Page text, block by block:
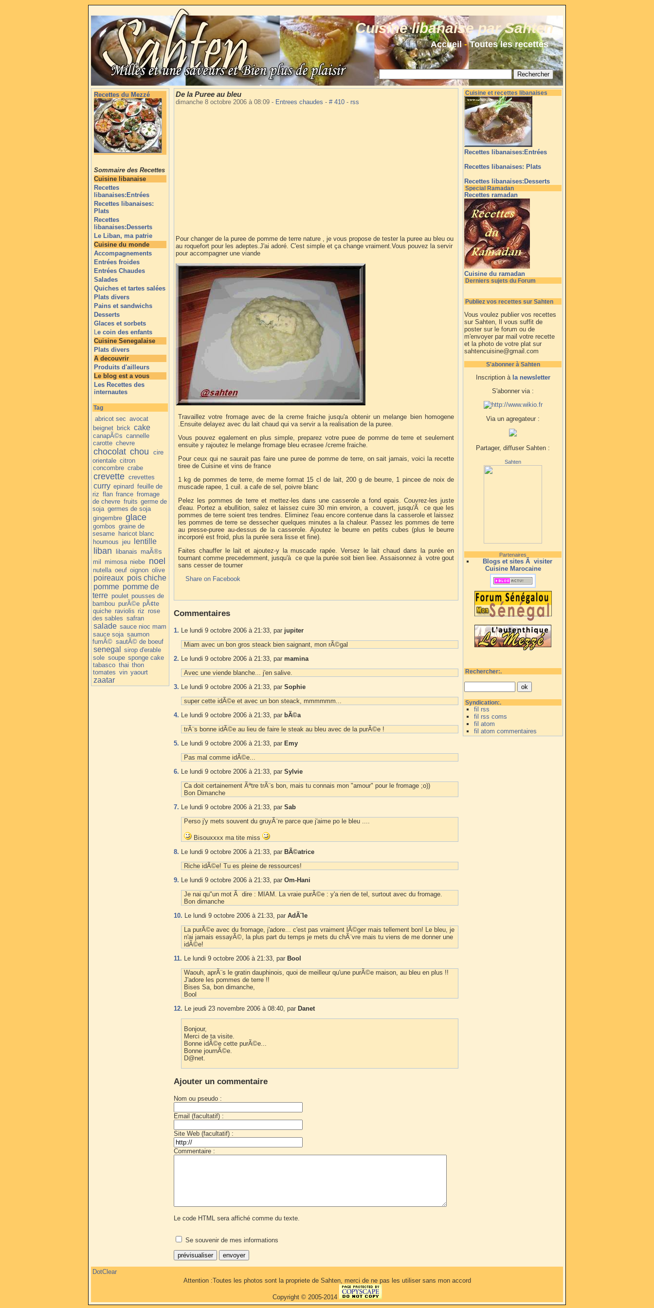
Cuisine libanaise par Sahten
Accueil-Toutes les recettes
Recettes du Mezzé
Sommaire des Recettes
Cuisine libanaise
Recettes
libanaises:Entrées
Recettes libanaises:
Plats
Recettes
libanaises:Desserts
Le Liban, ma patrie
Cuisine du monde
Accompagnements
Entrées froides
Entrées Chaudes
Salades
Quiches et tartes salées
Plats divers
Pains et sandwichs
Desserts
Glaces et sorbets
Le coin des enfants
Cuisine Senegalaise
Plats divers
A decouvrir
Produits d'ailleurs
Le blog est a vous
Les Recettes des
internautes
Tag
abricot sec avocat
beignet brick cake
canapÃ©s cannelle
carotte chevre
chocolat chou
cire
orientale citron
concombre crabe
crevette crevettes
curry epinard feuille de
riz flan france fromage
de chevre fruits germe de
soja germes de soja
gingembre glace
gombos graine de
sesame haricot blanc
houmous jeu lentille
liban libanais maÃ®s
mil mimosa niebe noel
nutella oeuf oignon olive
poireaux pois chiche
pomme pomme de
terre poulet pousses de
bambou purÃ©e pÃ¢te
quiche raviolis riz rose
des sables safran
salade sauce nioc mam
sauce soja saumon
fumÃ© sautÃ© de boeuf
senegal
sirop d'erable
sole soupe sponge cake
tabasco thai thon
tomates vin yaourt
zaatar
De la Puree au bleu
dimanche 8 octobre 2006 à 08:09 - Entrees chaudes - # 410 - rss
Pour changer de la puree de pomme de terre nature , je vous propose de tester la puree au bleu ou
au roquefort pour les adeptes.J'ai adoré. C'est simple et ça change vraiment.Vous pouvez la servir
pour accompagner une viande
Travaillez votre fromage avec de la creme fraiche jusqu'a obtenir un melange bien homogene
.Ensuite delayez avec du lait chaud qui va servir a la realisation de la puree.
Vous pouvez egalement en plus simple, preparez votre puee de pomme de terre et seulement
ensuite y rajoutez le melange fromage bleu ecrasee /creme fraiche.
Pour ceux qui ne saurait pas faire une puree de pomme de terre, on sait jamais, voici la recette
tiree de Cuisine et vins de france
1 kg de pommes de terre, de meme format 15 cl de lait, 200 g de beurre, 1 pincee de noix de
muscade rapee, 1 cuil. a cafe de sel, poivre blanc
Pelez les pommes de terre et mettez-les dans une casserole a fond epais. Couvrez-les juste
d'eau. Portez a ebullition, salez et laissez cuire 30 min environ, a couvert, jusqu'Ã ce que les
pommes de terre soient tres tendres. Eliminez l'eau encore contenue dans la casserole et laissez
les pommes de terre se dessecher quelques minutes a la chaleur. Passez les pommes de terre
au presse-puree au-dessus de la casserole. Ajoutez le beurre en petits cubes (plus le beurre
incorporé est froid, plus la purée sera lisse et fine).
Faites chauffer le lait et ajoutez-y la muscade rapée. Versez le lait chaud dans la purée en
tournant comme precedemment, jusqu'à ce que la purée soit bien liee. Assaisonnez à votre gout
sans cesser de tourner
Share on Facebook
Commentaires
1. Le lundi 9 octobre 2006 à 21:33, par jupiter
Miam avec un bon gros steack bien saignant, mon rÃ©gal
2. Le lundi 9 octobre 2006 à 21:33, par mamina
Avec une viende blanche... j'en salive.
3. Le lundi 9 octobre 2006 à 21:33, par Sophie
super cette idÃ©e et avec un bon steack, mmmmmm...
4. Le lundi 9 octobre 2006 à 21:33, par bÃ©a
trÃ¨s bonne idÃ©e au lieu de faire le steak au bleu avec de la purÃ©e !
5. Le lundi 9 octobre 2006 à 21:33, par Emy
Pas mal comme idÃ©e...
6. Le lundi 9 octobre 2006 à 21:33, par Sylvie
Ca doit certainement Ãªtre trÃ¨s bon, mais tu connais mon "amour" pour le fromage ;o))
Bon Dimanche
7. Le lundi 9 octobre 2006 à 21:33, par Sab
Perso j'y mets souvent du gruyÃ¨re parce que j'aime po le bleu ....
Bisouxxxx ma tite miss
8. Le lundi 9 octobre 2006 à 21:33, par BÃ©atrice
Riche idÃ©e! Tu es pleine de ressources!
9. Le lundi 9 octobre 2006 à 21:33, par Om-Hani
Je nai qu"un mot Ã dire : MIAM. La vraie purÃ©e : y'a rien de tel, surtout avec du fromage.
Bon dimanche
10. Le lundi 9 octobre 2006 à 21:33, par AdÃ¨le
La purÃ©e avec du fromage, j'adore... c'est pas vraiment lÃ©ger mais tellement bon! Le bleu, je
n'ai jamais essayÃ©, la plus part du temps je mets du chÃ¨vre mais tu viens de me donner une
idÃ©e!
11. Le lundi 9 octobre 2006 à 21:33, par Bool
Waouh, aprÃ¨s le gratin dauphinois, quoi de meilleur qu'une purÃ©e maison, au bleu en plus !!
J'adore les pommes de terre !!
Bises Sa, bon dimanche,
Bool
12. Le jeudi 23 novembre 2006 à 08:40, par Danet
Bonjour,
Merci de ta visite.
Bonne idÃ©e cette purÃ©e...
Bonne journÃ©e.
D@net.
Ajouter un commentaire
Nom ou pseudo :
Email (facultatif) :
Site Web (facultatif) :
Commentaire :
Le code HTML sera affiché comme du texte.
Se souvenir de mes informations
Cuisine et recettes libanaises
Recettes libanaises:Entrées
Recettes libanaises: Plats
Recettes libanaises:Desserts
Special Ramadan
Recettes ramadan
Cuisine du ramadan
Derniers sujets du Forum
Publiez vos recettes sur Sahten
Vous voulez publier vos recettes
sur Sahten, Il vous suffit de
poster sur le forum ou de
m'envoyer par mail votre recette
et la photo de votre plat sur
sahtencuisine@gmail.com
S'abonner à Sahten
Inscription à la newsletter
S'abonner via :
Via un agregateur :
Partager, diffuser Sahten :
Sahten
Partenaires
Blogs et sites Ã visiter
Cuisine Marocaine
Rechercher:.
Syndication:.
fil rss
fil rss coms
fil atom
fil atom commentaires
DotClear
Attention :Toutes les photos sont la propriete de Sahten, merci de ne pas les utiliser sans mon accord
Copyright © 2005-2014